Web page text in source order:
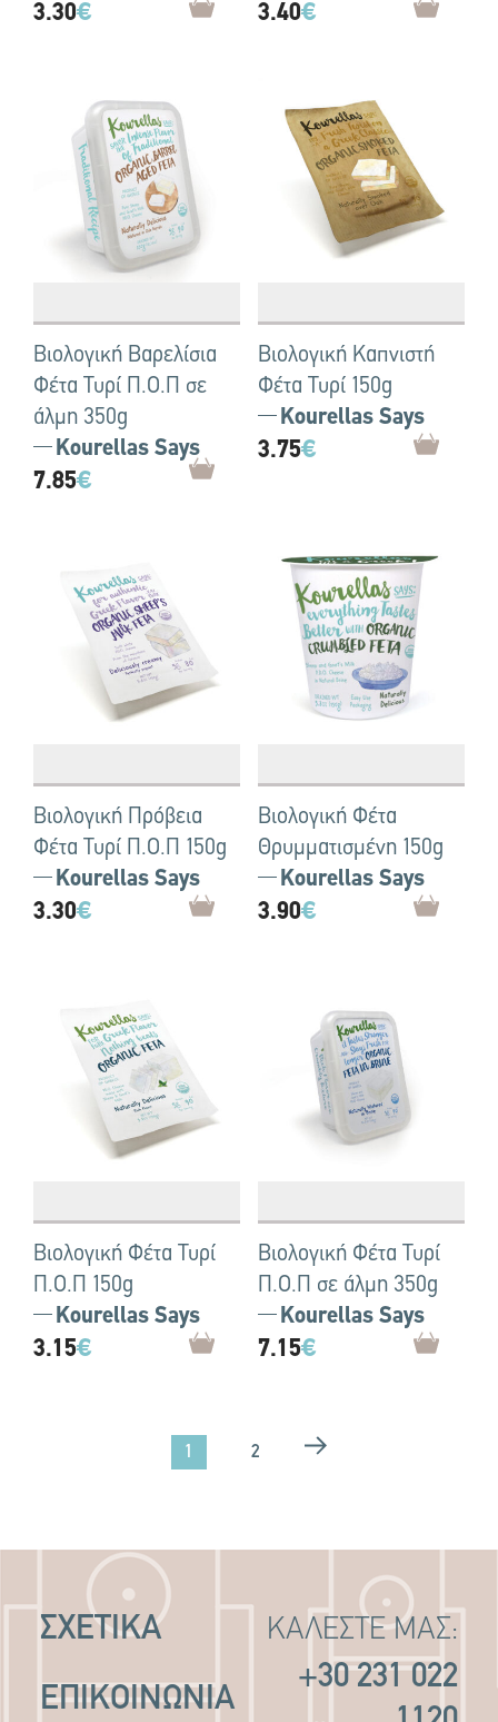
3.30€ 3.40€
Βιολογική Βαρελίσια
Φέτα Τυρί Π.Ο.Π σε
άλμη 350g
Kourellas Says
7.85€
Βιολογική Καπνιστή
Φέτα Τυρί 150g
Kourellas Says
3.75€
Βιολογική Πρόβεια
Φέτα Τυρί Π.Ο.Π 150g
Kourellas Says
3.30€
Βιολογική Φέτα
Θρυμματισμένη 150g
Kourellas Says
3.90€
Βιολογική Φέτα Τυρί
Π.Ο.Π 150g
Kourellas Says
3.15€
Βιολογική Φέτα Τυρί
Π.Ο.Π σε άλμη 350g
Kourellas Says
7.15€
1 2
ΣΧΕΤΙΚΑ
ΕΠΙΚΟΙΝΩΝΙΑ
ΚΑΛΕΣΤΕ ΜΑΣ:
+30 231 022